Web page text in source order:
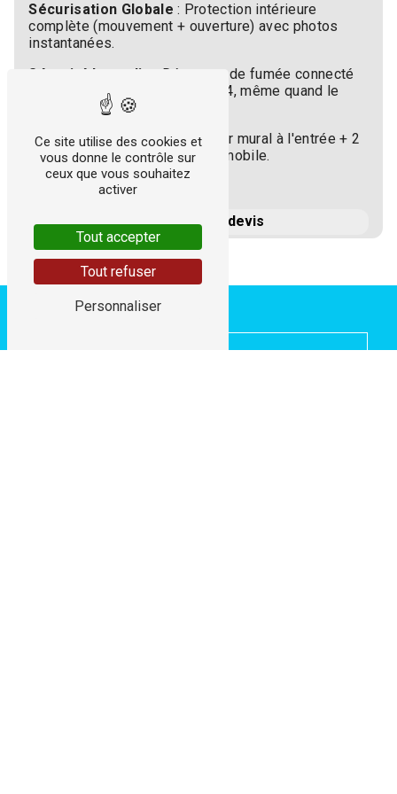
Sécurisation Globale : Protection intérieure
complète (mouvement + ouverture) avec photos
instantanées.
Sécurité Incendie
: Détecteur de fumée connecté
inclus, pour vous alerter 24h/24, même quand le
système est désarmé.
Confort de Pilotage: 1 clavier mural à l'entrée + 2
télécommandes + application mobile.
Demandez un devis
Ce site utilise des cookies et
vous donne le contrôle sur
ceux que vous souhaitez
activer
Tout accepter
Tout refuser
Personnaliser